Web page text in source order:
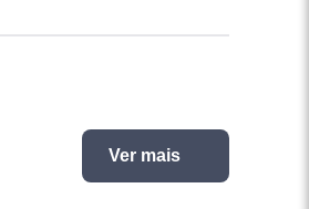
Ver mais